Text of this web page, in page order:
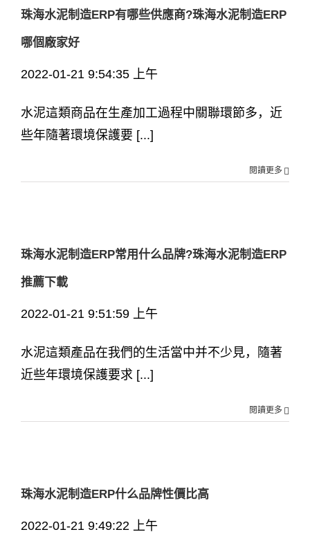
珠海水泥制造ERP有哪些供應商?珠海水泥制造ERP
哪個廠家好
2022-01-21 9:54:35 上午
水泥這類商品在生產加工過程中關聯環節多，近
些年隨著環境保護要 [...]
閱讀更多
珠海水泥制造ERP常用什么品牌?珠海水泥制造ERP
推薦下載
2022-01-21 9:51:59 上午
水泥這類產品在我們的生活當中并不少見，隨著
近些年環境保護要求 [...]
閱讀更多
珠海水泥制造ERP什么品牌性價比高
2022-01-21 9:49:22 上午